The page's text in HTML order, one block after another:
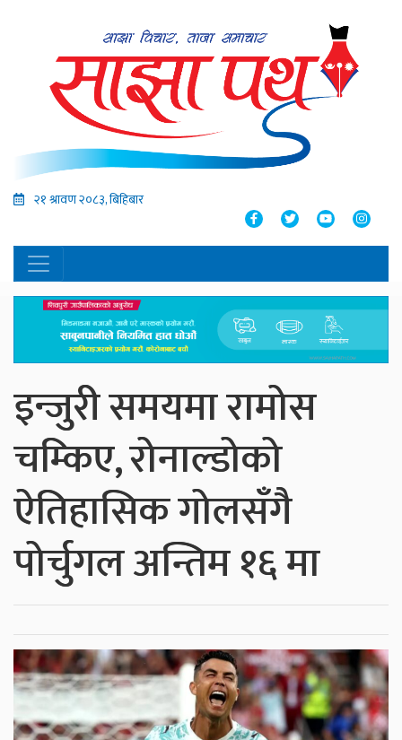
२१ श्रावण २०८३, बिहिबार
इन्जुरी समयमा रामोस
चम्किए, रोनाल्डोको
ऐतिहासिक गोलसँगै
पोर्चुगल अन्तिम १६ मा